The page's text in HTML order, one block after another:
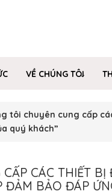
VỀ CHÚNG TÔI
tôi chuyên cung cấp
quý khách”
CÁC THIẾT
BẢO ĐÁP